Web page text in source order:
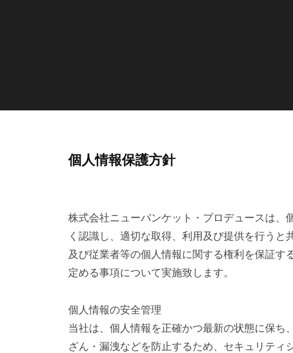
ロ
ー
ス
プ
イ
バ
シ
ー
ポ
個人情報保護方針
株式会社ニューバンケット・プロデュースは、
く認識し、適切な取得、利用及び提供を行うと
及び従業者等の個人情報に関する権利を保証す
定める事項について実施致します。
個人情報の安全管理
当社は、個人情報を正確かつ最新の状態に保ち
ざん・漏洩などを防止するため、セキュリテ